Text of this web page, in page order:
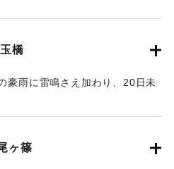
月22日 朝刊7面】
橋
豪雨に雷鳴さえ加わり、20日未
間くらいの間に、1丈4尺以上の
設工事で使用中の機械および小
沿岸に積載ていた石炭、石
ヶ篠